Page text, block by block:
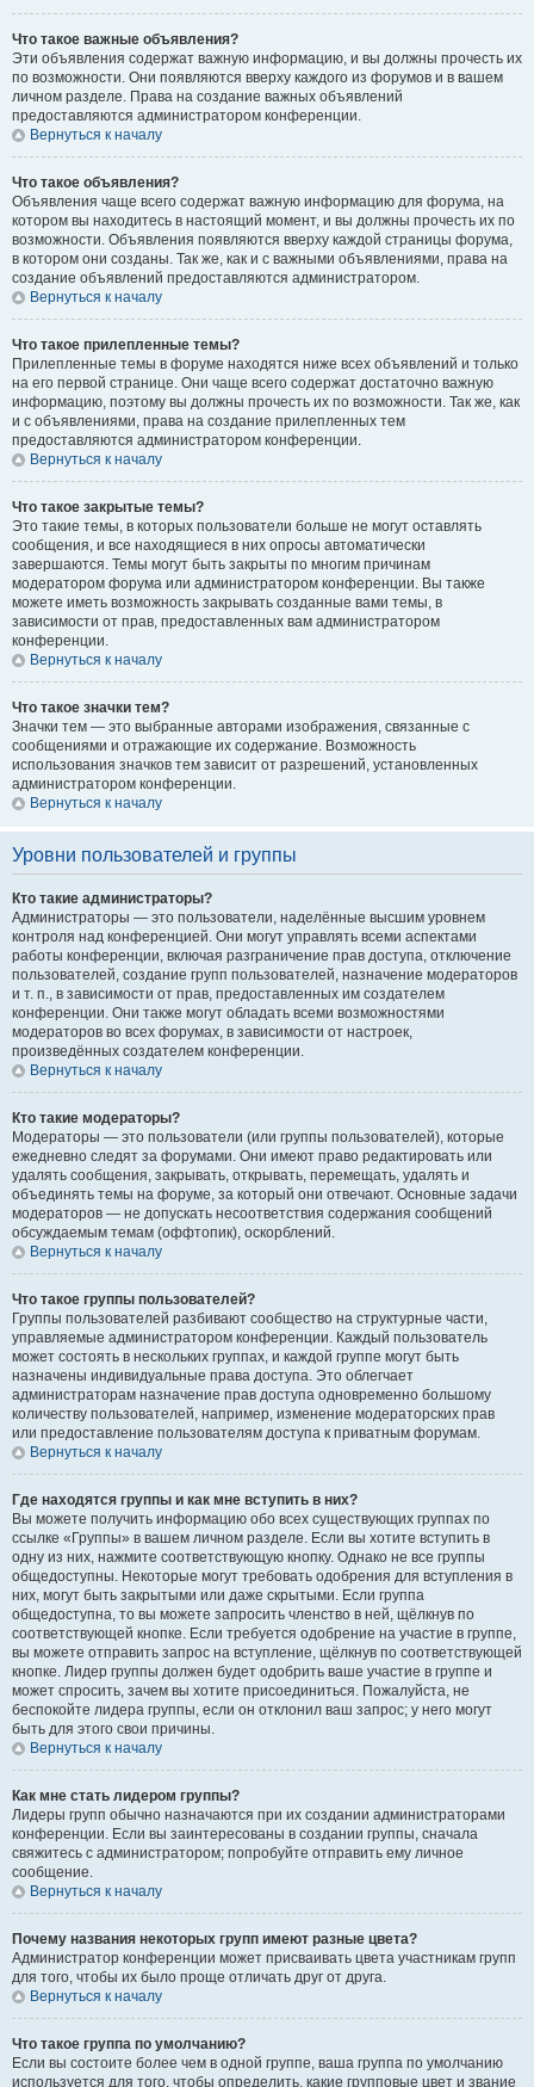
Что такое важные объявления?
Эти объявления содержат важную информацию, и вы должны прочесть их
по возможности. Они появляются вверху каждого из форумов и в вашем
личном разделе. Права на создание важных объявлений
предоставляются администратором конференции.
Вернуться к началу
Что такое объявления?
Объявления чаще всего содержат важную информацию для форума, на
котором вы находитесь в настоящий момент, и вы должны прочесть их по
возможности. Объявления появляются вверху каждой страницы форума,
в котором они созданы. Так же, как и с важными объявлениями, права на
создание объявлений предоставляются администратором.
Вернуться к началу
Что такое прилепленные темы?
Прилепленные темы в форуме находятся ниже всех объявлений и только
на его первой странице. Они чаще всего содержат достаточно важную
информацию, поэтому вы должны прочесть их по возможности. Так же, как
и с объявлениями, права на создание прилепленных тем
предоставляются администратором конференции.
Вернуться к началу
Что такое закрытые темы?
Это такие темы, в которых пользователи больше не могут оставлять
сообщения, и все находящиеся в них опросы автоматически
завершаются. Темы могут быть закрыты по многим причинам
модератором форума или администратором конференции. Вы также
можете иметь возможность закрывать созданные вами темы, в
зависимости от прав, предоставленных вам администратором
конференции.
Вернуться к началу
Что такое значки тем?
Значки тем — это выбранные авторами изображения, связанные с
сообщениями и отражающие их содержание. Возможность
использования значков тем зависит от разрешений, установленных
администратором конференции.
Вернуться к началу
Уровни пользователей и группы
Кто такие администраторы?
Администраторы — это пользователи, наделённые высшим уровнем
контроля над конференцией. Они могут управлять всеми аспектами
работы конференции, включая разграничение прав доступа, отключение
пользователей, создание групп пользователей, назначение модераторов
и т. п., в зависимости от прав, предоставленных им создателем
конференции. Они также могут обладать всеми возможностями
модераторов во всех форумах, в зависимости от настроек,
произведённых создателем конференции.
Вернуться к началу
Кто такие модераторы?
Модераторы — это пользователи (или группы пользователей), которые
ежедневно следят за форумами. Они имеют право редактировать или
удалять сообщения, закрывать, открывать, перемещать, удалять и
объединять темы на форуме, за который они отвечают. Основные задачи
модераторов — не допускать несоответствия содержания сообщений
обсуждаемым темам (оффтопик), оскорблений.
Вернуться к началу
Что такое группы пользователей?
Группы пользователей разбивают сообщество на структурные части,
управляемые администратором конференции. Каждый пользователь
может состоять в нескольких группах, и каждой группе могут быть
назначены индивидуальные права доступа. Это облегчает
администраторам назначение прав доступа одновременно большому
количеству пользователей, например, изменение модераторских прав
или предоставление пользователям доступа к приватным форумам.
Вернуться к началу
Где находятся группы и как мне вступить в них?
Вы можете получить информацию обо всех существующих группах по
ссылке «Группы» в вашем личном разделе. Если вы хотите вступить в
одну из них, нажмите соответствующую кнопку. Однако не все группы
общедоступны. Некоторые могут требовать одобрения для вступления в
них, могут быть закрытыми или даже скрытыми. Если группа
общедоступна, то вы можете запросить членство в ней, щёлкнув по
соответствующей кнопке. Если требуется одобрение на участие в группе,
вы можете отправить запрос на вступление, щёлкнув по соответствующей
кнопке. Лидер группы должен будет одобрить ваше участие в группе и
может спросить, зачем вы хотите присоединиться. Пожалуйста, не
беспокойте лидера группы, если он отклонил ваш запрос; у него могут
быть для этого свои причины.
Вернуться к началу
Как мне стать лидером группы?
Лидеры групп обычно назначаются при их создании администраторами
конференции. Если вы заинтересованы в создании группы, сначала
свяжитесь с администратором; попробуйте отправить ему личное
сообщение.
Вернуться к началу
Почему названия некоторых групп имеют разные цвета?
Администратор конференции может присваивать цвета участникам групп
для того, чтобы их было проще отличать друг от друга.
Вернуться к началу
Что такое группа по умолчанию?
Если вы состоите более чем в одной группе, ваша группа по умолчанию
используется для того, чтобы определить, какие групповые цвет и звание